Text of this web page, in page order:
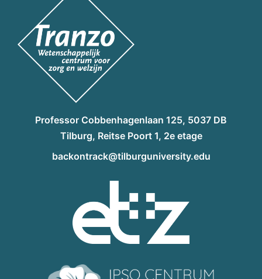
Professor Cobbenhagenlaan 125, 5037 DB
Tilburg, Reitse Poort 1, 2e etage
backontrack@tilburguniversity.edu